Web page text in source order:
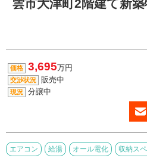
雲市大津町2階建て新
価格 3,695万円
交渉状況 販売中
現況 分譲中
エアコン 給湯 オール電化 収納ス